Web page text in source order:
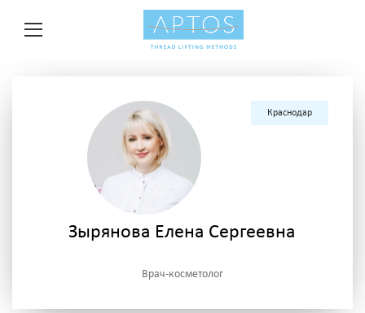
Краснодар
Зырянова Елена Сергеевна
Врач-косметолог